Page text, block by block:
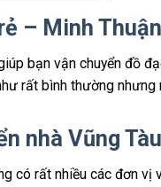
– Minh
bạn vận chuyển đồ
rất bình thường
nhà Vũng
có rất nhiều các đơn